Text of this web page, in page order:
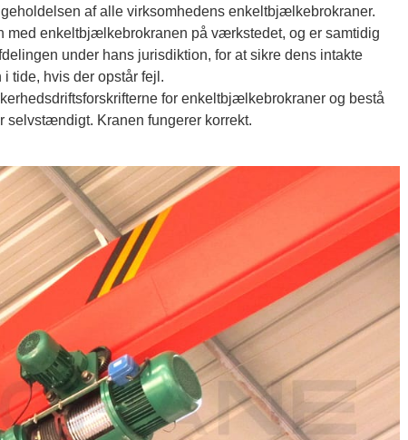
af alle virksomhedens enkeltbjælkebrokraner.
enkeltbjælkebrokranen på værkstedet, og er samtidig
under hans jurisdiktion, for at sikre dens intakte
tide, hvis der opstår fejl.
for enkeltbjælkebrokraner og bestå
Kranen fungerer korrekt.